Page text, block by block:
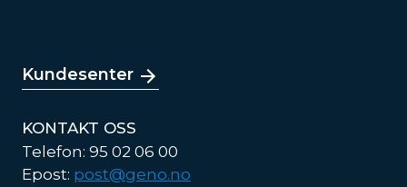
Kundesenter
KONTAKT OSS
Telefon: 95 02 06 00
Epost: post@geno.no